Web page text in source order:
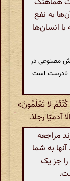
به نفع
انسان‌ها
مصنوعی در
نادرست است
لا تَعْلَمُونَ»
آدمیّا رجلا.
مراجعه
آنها به شما
جز یک